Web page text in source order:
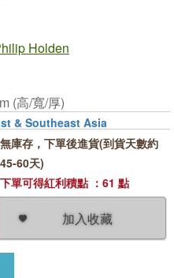
Holden
(高/寬/厚)
加入收藏
無庫存，下單後進貨(到貨天數約
45-60天)
下單可得紅利積點 ：61 點
& Southeast Asia